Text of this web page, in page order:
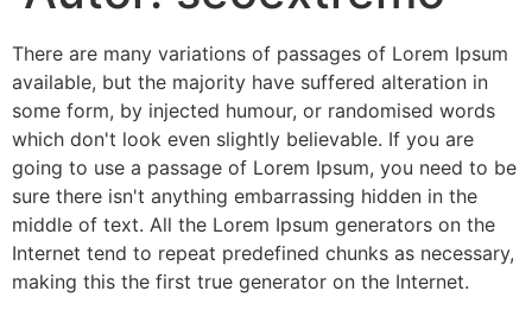
There are many variations of passages of Lorem Ipsum
available, but the majority have suffered alteration in
some form, by injected humour, or randomised words
which don't look even slightly believable. If you are
going to use a passage of Lorem Ipsum, you need to be
sure there isn't anything embarrassing hidden in the
middle of text. All the Lorem Ipsum generators on the
Internet tend to repeat predefined chunks as necessary,
making this the first true generator on the Internet.